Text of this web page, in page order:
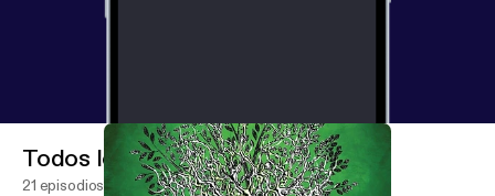
Todos los episodios
21 episodios